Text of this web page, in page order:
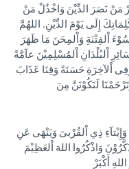
مَنْ نَصَرَ الدِّيْنَ وَاخْذُلْ مَنْ
إِلَى يَوْمَ الدِّيْنِ. اللهُمَّ
اْلفِتْنَةِ وَاْلمِحَنَ مَا ظَهَرَ
اْلبُلْدَانِ اْلمُسْلِمِيْنَ عآمَّةً
وَفِى اْلآخِرَةِ حَسَنَةً وَقِنَا عَذَابَ
لَنَكُوْنَنَّ مِنَ
وَاذْكُرُوا اللهَ اْلعَظِيْمَ
أَكْبَرْ